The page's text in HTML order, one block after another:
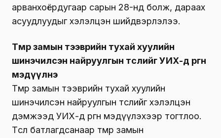
арванхоёрдугаар сарын 28-нд болж, дараах
асуудлуудыг хэлэлцэн шийдвэрлэлээ.
Төмөр замын тээврийн тухай хуулийн
шинэчилсэн найруулгын төслийг УИХ-д өргөн
мэдүүлнэ
Төмөр замын тээврийн тухай хуулийн
шинэчилсэн найруулгын төслийг хэлэлцэн
дэмжээд УИХ-д өргөн мэдүүлэхээр тогтлоо.
Төсөл батлагдсанаар төмөр замын